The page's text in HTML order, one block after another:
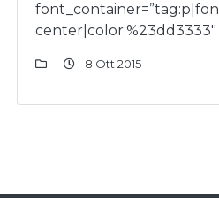
center|color:%23dd3333″
8 Ott 2015